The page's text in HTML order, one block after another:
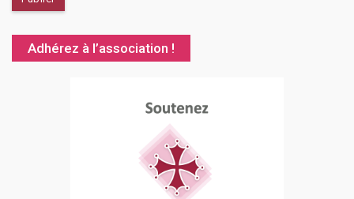
Adhérez à l’association !